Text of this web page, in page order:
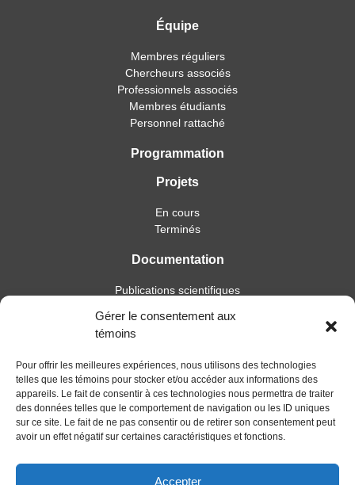
Gérer le consentement aux
témoins
Pour offrir les meilleures expériences, nous utilisons des technologies
telles que les témoins pour stocker et/ou accéder aux informations des
appareils. Le fait de consentir à ces technologies nous permettra de traiter
des données telles que le comportement de navigation ou les ID uniques
sur ce site. Le fait de ne pas consentir ou de retirer son consentement peut
avoir un effet négatif sur certaines caractéristiques et fonctions.
Accepter
Équipe
Membres réguliers
Chercheurs associés
Professionnels associés
Membres étudiants
Personnel rattaché
Programmation
Projets
En cours
Terminés
Documentation
Publications scientifiques
Soutien à l’intervention
Essais, mémoires et thèses
Activités
Blogue
Nouvelles